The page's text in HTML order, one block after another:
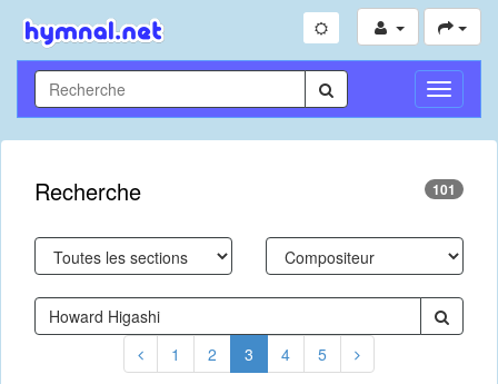
Toggle
Recherche 101
1 2 3 4 5